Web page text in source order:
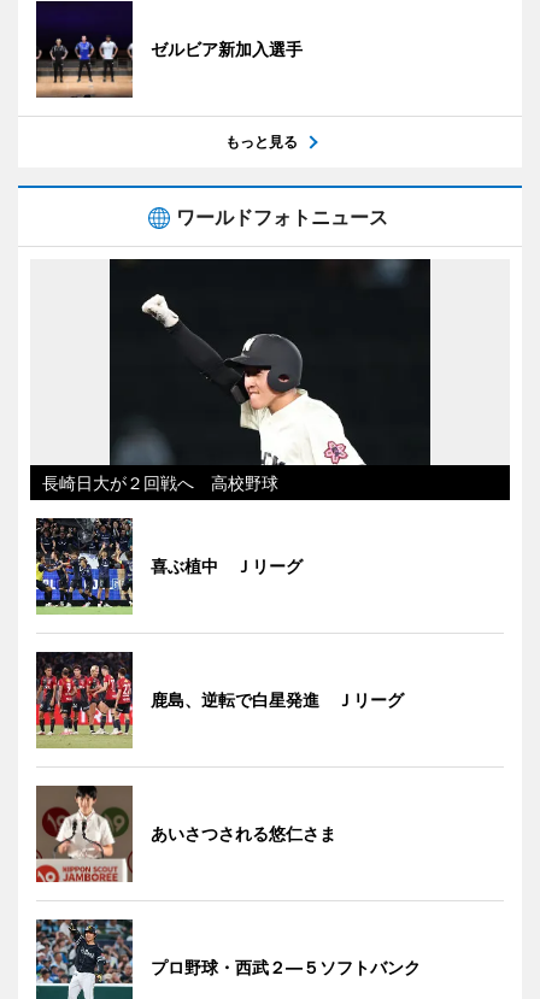
ゼルビア新加入選手
もっと見る
ワールドフォトニュース
長崎日大が２回戦へ 高校野球
喜ぶ植中 Ｊリーグ
鹿島、逆転で白星発進 Ｊリーグ
あいさつされる悠仁さま
プロ野球・西武２―５ソフトバンク